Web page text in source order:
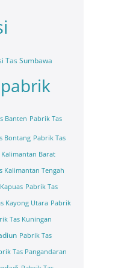
Tas Sumbawa
pabrik
Banten Pabrik Tas
Bontang Pabrik Tas
Kalimantan Barat
Kalimantan Tengah
Pabrik Tas
Kayong Utara Pabrik
Tas Kuningan
Pabrik Tas
Tas Pangandaran